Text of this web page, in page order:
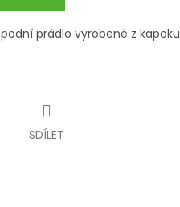
prádlo vyrobené z kapoku
SDÍLET